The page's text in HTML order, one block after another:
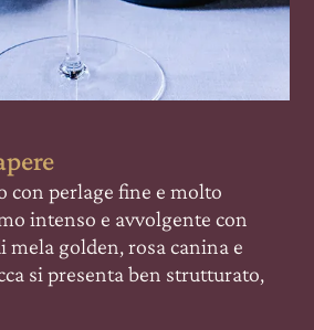
con perlage fine e molto
intenso e avvolgente con
mela golden, rosa canina e
si presenta ben strutturato,